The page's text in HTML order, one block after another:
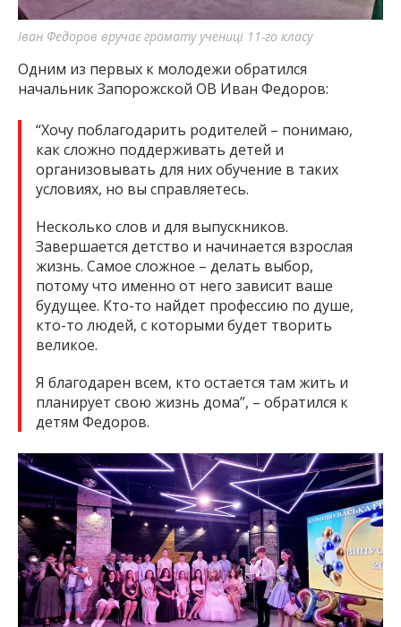
Іван Федоров вручає громату учениці 11-го класу
Одним из первых к молодежи обратился
начальник Запорожской ОВ Иван Федоров:
“Хочу поблагодарить родителей – понимаю,
как сложно поддерживать детей и
организовывать для них обучение в таких
условиях, но вы справляетесь.
Несколько слов и для выпускников.
Завершается детство и начинается взрослая
жизнь. Самое сложное – делать выбор,
потому что именно от него зависит ваше
будущее. Кто-то найдет профессию по душе,
кто-то людей, с которыми будет творить
великое.
Я благодарен всем, кто остается там жить и
планирует свою жизнь дома”, – обратился к
детям Федоров.